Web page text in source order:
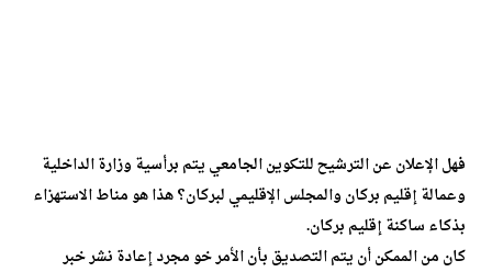
فهل الإعلان عن الترشيح للتكوين الجامعي يتم برأسية وزارة الداخلية
وعمالة إقليم بركان والمجلس الإقليمي لبركان؟ هذا هو مناط الاستهزاء
بذكاء ساكنة إقليم بركان.
كان من الممكن أن يتم التصديق بأن الأمر خو مجرد إعادة نشر خبر